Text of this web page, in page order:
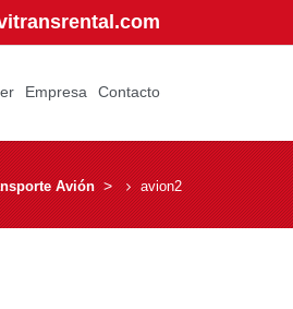
Empresa Contacto
Avión­ > ­ avion2